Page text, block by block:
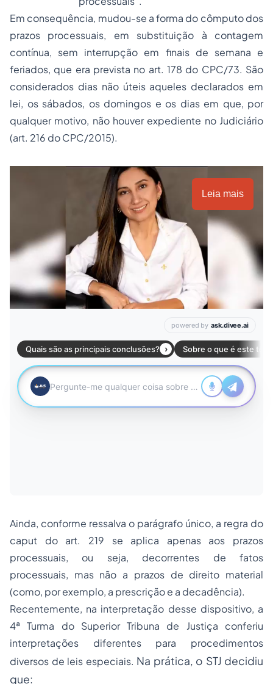
Em consequência, mudou-se a forma do cômputo dos
prazos processuais, em substituição à contagem
contínua, sem interrupção em finais de semana e
feriados, que era prevista no art. 178 do CPC/73. São
considerados dias não úteis aqueles declarados em
lei, os sábados, os domingos e os dias em que, por
qualquer motivo, não houver expediente no Judiciário
(art. 216 do CPC/2015).
Leia mais
Ainda, conforme ressalva o parágrafo único, a regra do
caput do art. 219 se aplica apenas aos prazos
processuais, ou seja, decorrentes de fatos
processuais, mas não a prazos de direito material
(como, por exemplo, a prescrição e a decadência).
Recentemente, na interpretação desse dispositivo, a
4ª Turma do Superior Tribuna de Justiça conferiu
interpretações diferentes para procedimentos
diversos de leis especiais. Na prática, o STJ decidiu
que: